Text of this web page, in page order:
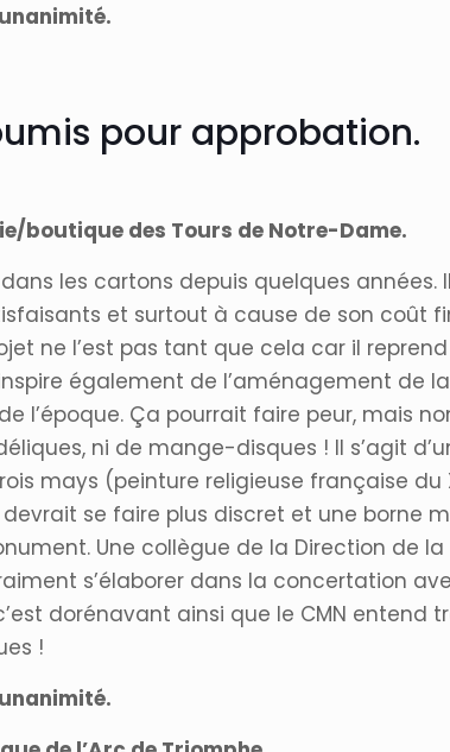
pour approbation.
boutique des Tours de Notre-Dame.
les cartons depuis quelques
et surtout à cause de son coût
ne l’est pas tant que cela car il
également de l’aménagement de
l’époque. Ça pourrait faire peur, mais
ni de mange-disques ! Il s’agit
mays (peinture religieuse française
se faire plus discret et une borne
Une collègue de la Direction de
s’élaborer dans la concertation
dorénavant ainsi que le CMN
!